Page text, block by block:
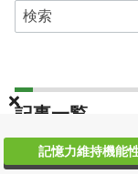
記事一覧
介
記憶力維持機能